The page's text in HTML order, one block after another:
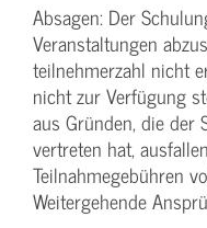
Absagen: Der
Veranstaltungen
teilnehmerzahl nicht
nicht zur Verfügung
aus Gründen, die der
vertreten hat,
Teilnahme­gebühren
Weitergehende